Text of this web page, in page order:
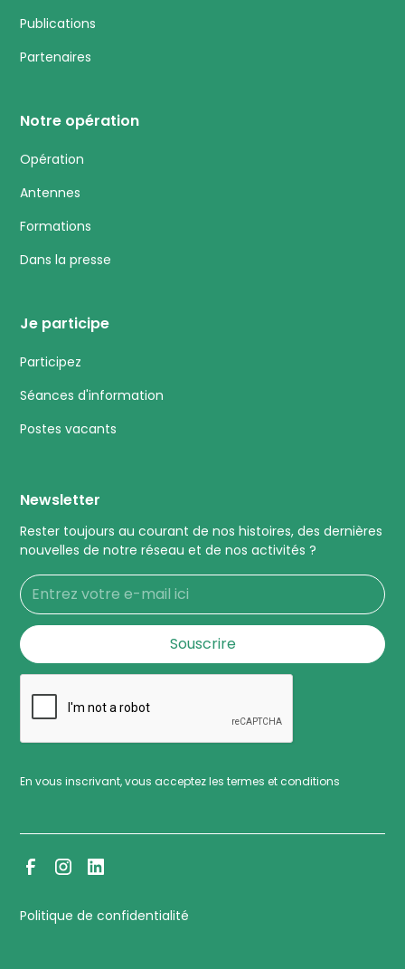
Publications
Partenaires
Notre opération
Opération
Antennes
Formations
Dans la presse
Je participe
Participez
Séances d'information
Postes vacants
Newsletter
Rester toujours au courant de nos histoires, des dernières
nouvelles de notre réseau et de nos activités ?
En vous inscrivant, vous acceptez les termes et conditions
Politique de confidentialité